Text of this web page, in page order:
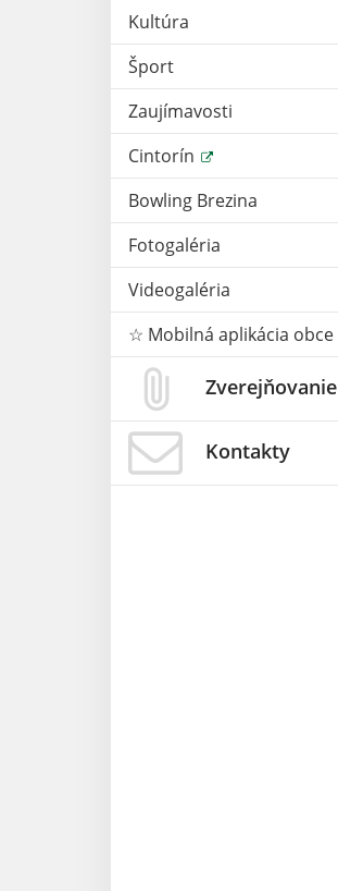
Kultúra
Šport
Zaujímavosti
Cintorín
Bowling Brezina
Fotogaléria
Videogaléria
☆ Mobilná aplikácia obce
Zverejňovanie
Kontakty